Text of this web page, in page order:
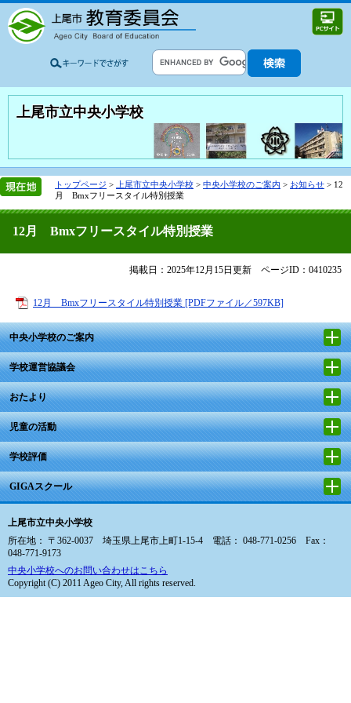
上尾市立中央小学校
トップページ > 上尾市立中央小学校 > 中央小学校のご案内 > お知らせ > 12
月 Bmxフリースタイル特別授業
12月 Bmxフリースタイル特別授業
掲載日：2025年12月15日更新 ページID：0410235
12月 Bmxフリースタイル特別授業 [PDFファイル／597KB]
中央小学校のご案内
学校運営協議会
おたより
児童の活動
学校評価
GIGAスクール
上尾市立中央小学校
所在地： 〒362-0037 埼玉県上尾市上町1-15-4 電話： 048-771-0256 Fax：
048-771-9173
中央小学校へのお問い合わせはこちら
Copyright (C) 2011 Ageo City, All rights reserved.